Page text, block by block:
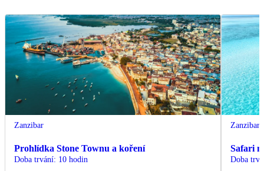
Zanzibar
Prohlídka Stone Townu a koření
Doba trvání: 10 hodin
Zanzibar
Safari
Doba